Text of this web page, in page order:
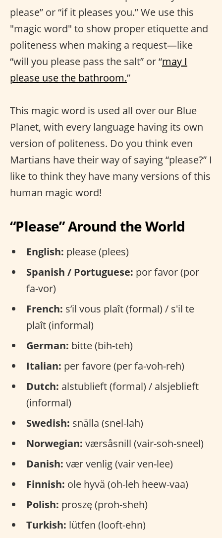
please” or “if it pleases you.” We use this
"magic word" to show proper etiquette and
politeness when making a request—like
“will you please pass the salt” or “may I
please use the bathroom.”
This magic word is used all over our Blue
Planet, with every language having its own
version of politeness. Do you think even
Martians have their way of saying “please?” I
like to think they have many versions of this
human magic word!
“Please” Around the World
English: please (plees)
Spanish / Portuguese: por favor (por
fa-vor)
French: s’il vous plaît (formal) / s'il te
plaît (informal)
German: bitte (bih-teh)
Italian: per favore (per fa-voh-reh)
Dutch: alstublieft (formal) / alsjeblieft
(informal)
Swedish: snälla (snel-lah)
Norwegian: værsåsnill (vair-soh-sneel)
Danish: vær venlig (vair ven-lee)
Finnish: ole hyvä (oh-leh heew-vaa)
Polish: proszę (proh-sheh)
Turkish: lütfen (looft-ehn)